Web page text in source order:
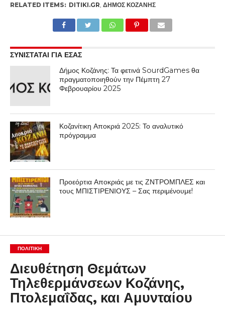
RELATED ITEMS: DITIKI.GR ΔΉΜΟΣ ΚΟΖΆΝΗΣ
ΣΥΝΙΣΤΑΤΑΙ ΓΙΑ ΕΣΑΣ
Δήμος Κοζάνης: Τα φετινά SourdGames θα
πραγματοποιηθούν την Πέμπτη 27
Φεβρουαρίου 2025
Κοζανίτικη Αποκριά 2025: Το αναλυτικό
πρόγραμμα
Προεόρτια Αποκριάς με τις ΖΝΤΡΟΜΠΛΕΣ και
τους ΜΠΙΣΤΙΡΕΝΙΟΥΣ – Σας περιμένουμε!
ΠΟΛΙΤΙΚΉ
Διευθέτηση Θεμάτων
Τηλεθερμάνσεων Κοζάνης,
Πτολεμαΐδας, και Αμυνταίου